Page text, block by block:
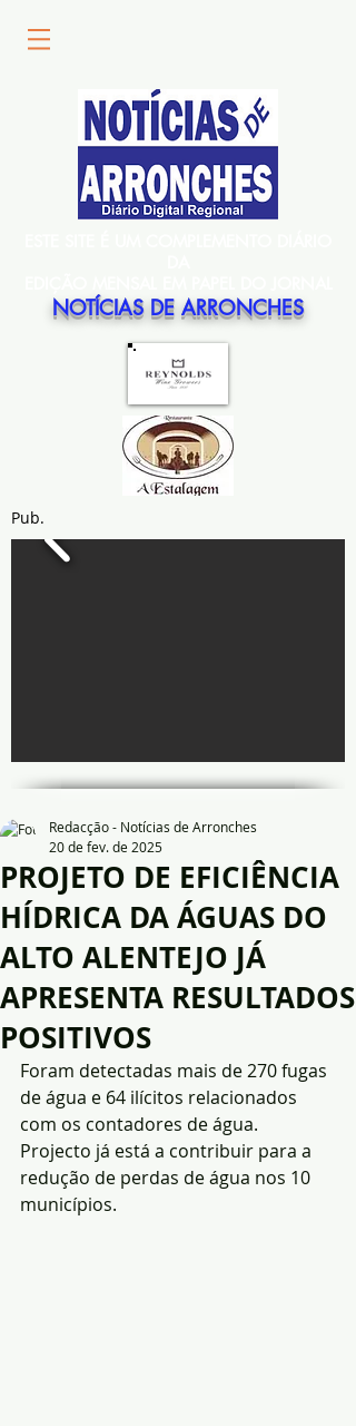
NOTÍCIAS DE ARRONCHES
Pub.
PROJETO DE EFICIÊNCIA
HÍDRICA DA ÁGUAS DO
ALTO ALENTEJO JÁ
APRESENTA RESULTADOS
POSITIVOS
Redacção - Notícias de Arronches
20 de fev. de 2025
Foram detectadas mais de 270 fugas
de água e 64 ilícitos relacionados
com os contadores de água.
Projecto já está a contribuir para a
redução de perdas de água nos 10
municípios.